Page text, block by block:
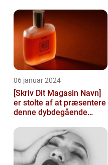
06 januar 2024
[Skriv Dit Magasin Navn]
er stolte af at præsentere
denne dybdegående